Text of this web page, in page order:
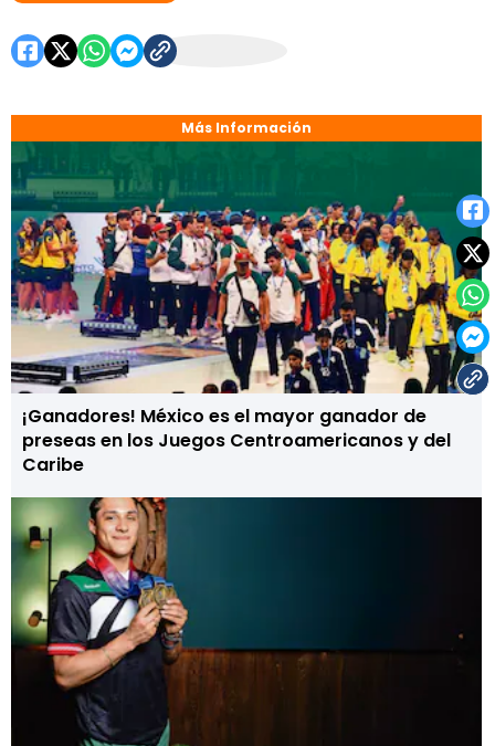
Más Información
¡Ganadores! México es el mayor ganador de
preseas en los Juegos Centroamericanos y del
Caribe